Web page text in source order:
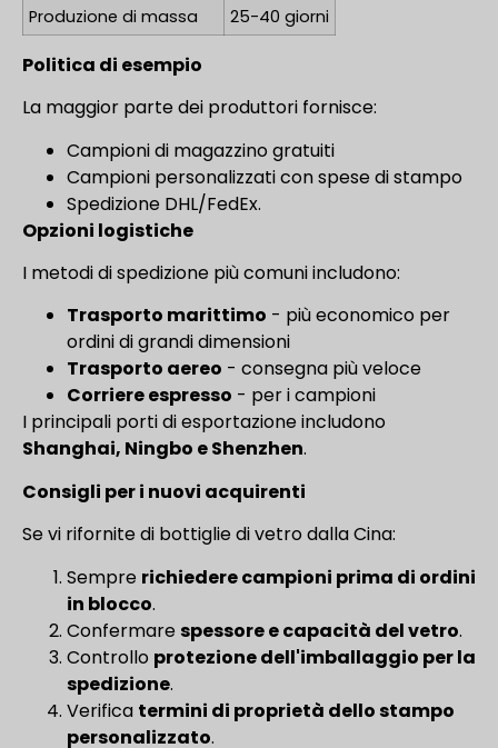
Produzione di massa
25-40 giorni
Politica di esempio
La maggior parte dei produttori fornisce:
Campioni di magazzino gratuiti
Campioni personalizzati con spese di stampo
Spedizione DHL/FedEx.
Opzioni logistiche
I metodi di spedizione più comuni includono:
Trasporto marittimo - più economico per
ordini di grandi dimensioni
Trasporto aereo - consegna più veloce
Corriere espresso - per i campioni
I principali porti di esportazione includono
Shanghai, Ningbo e Shenzhen.
Consigli per i nuovi acquirenti
Se vi rifornite di bottiglie di vetro dalla Cina:
Sempre richiedere campioni prima di ordini
in blocco.
Confermare spessore e capacità del vetro.
Controllo protezione dell'imballaggio per la
spedizione.
Verifica termini di proprietà dello stampo
personalizzato.